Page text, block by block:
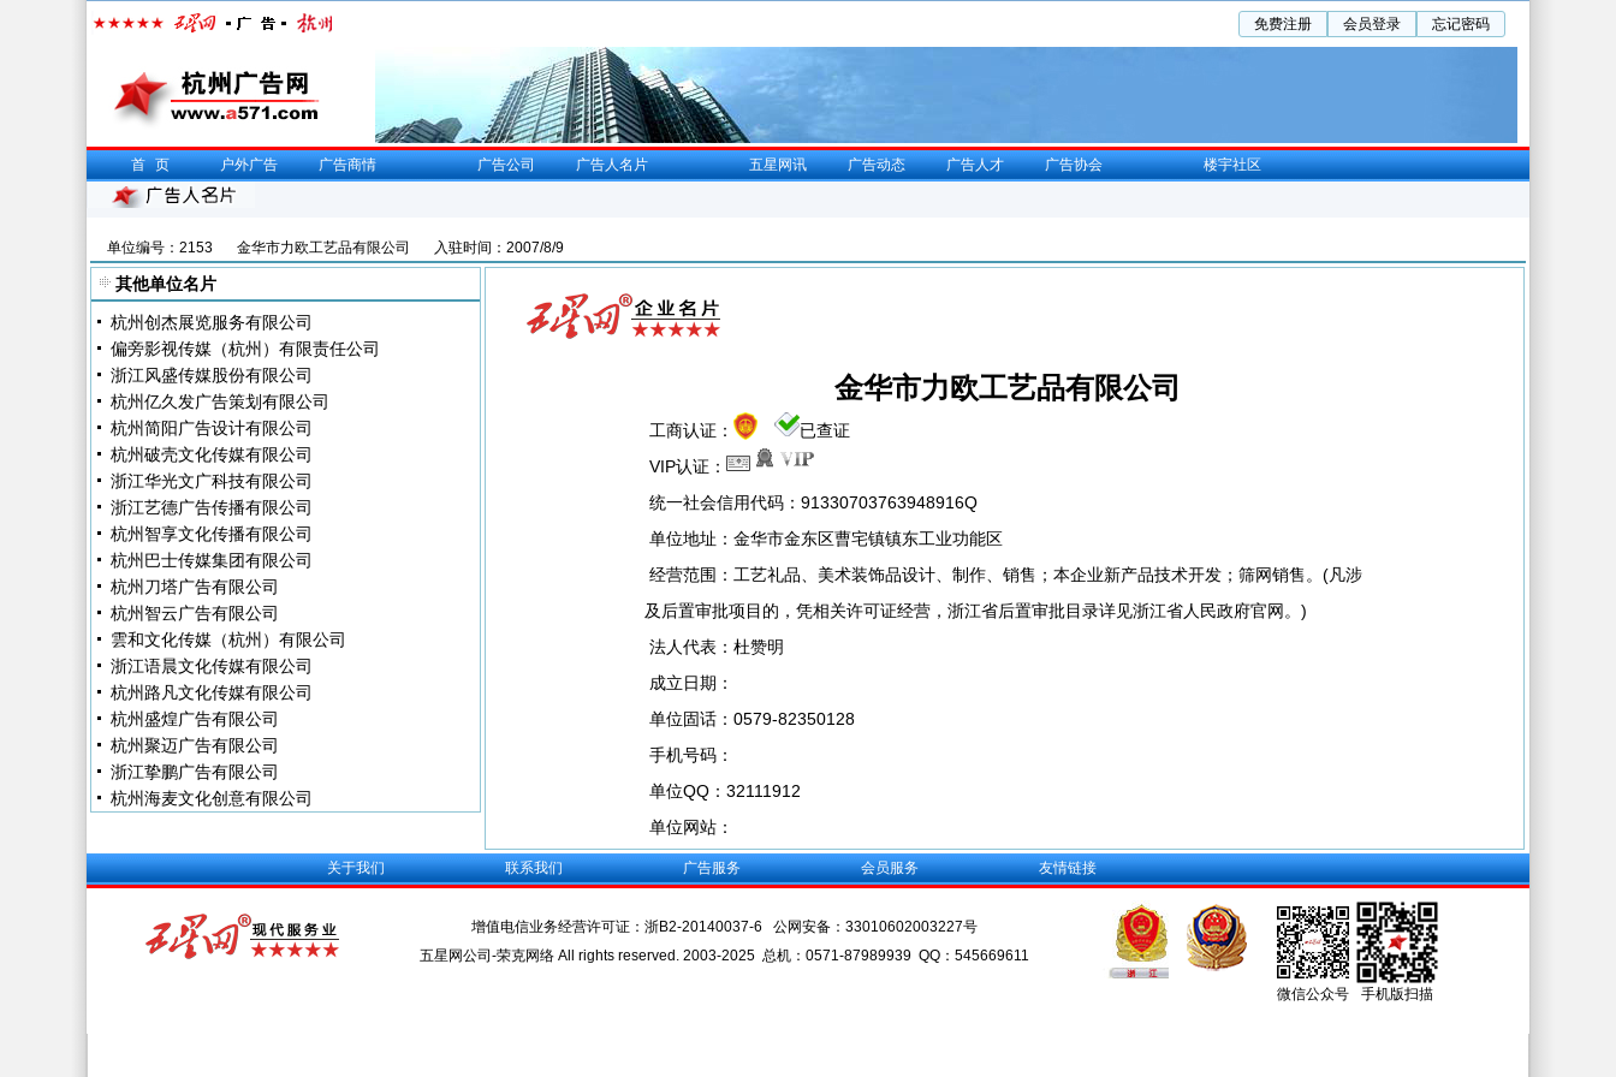
免费注册 会员登录 忘记密码
首页 户外广告 广告商情 广告公司 广告人名片 五星网讯 广告动态 广告人才 广告协会 楼宇社区
单位编号：2153 金华市力欧工艺品有限公司 入驻时间：2007/8/9
其他单位名片
杭州创杰展览服务有限公司
偏旁影视传媒（杭州）有限责任公司
浙江风盛传媒股份有限公司
杭州亿久发广告策划有限公司
杭州简阳广告设计有限公司
杭州破壳文化传媒有限公司
浙江华光文广科技有限公司
浙江艺德广告传播有限公司
杭州智享文化传播有限公司
杭州巴士传媒集团有限公司
杭州刀塔广告有限公司
杭州智云广告有限公司
雲和文化传媒（杭州）有限公司
浙江语晨文化传媒有限公司
杭州路凡文化传媒有限公司
杭州盛煌广告有限公司
杭州聚迈广告有限公司
浙江挚鹏广告有限公司
杭州海麦文化创意有限公司
金华市力欧工艺品有限公司
工商认证：
已查证
VIP认证：
统一社会信用代码：91330703763948916Q
单位地址：金华市金东区曹宅镇镇东工业功能区
经营范围：工艺礼品、美术装饰品设计、制作、销售；本企业新产品技术开发；筛网销售。(凡涉
及后置审批项目的，凭相关许可证经营，浙江省后置审批目录详见浙江省人民政府官网。)
法人代表：杜赞明
成立日期：
单位固话：0579-82350128
手机号码：
单位QQ：32111912
单位网站：
关于我们 联系我们 广告服务 会员服务 友情链接
增值电信业务经营许可证： 浙B2-20140037-6 公网安备： 33010602003227号
五星网公司-荣克网络 All rights reserved. 2003-2025 总机：0571-87989939 QQ：545669611
微信公众号 手机版扫描